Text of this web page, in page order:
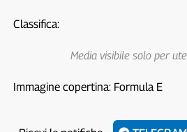
Classifica:
Media visibile solo per
Immagine copertina: Formula E